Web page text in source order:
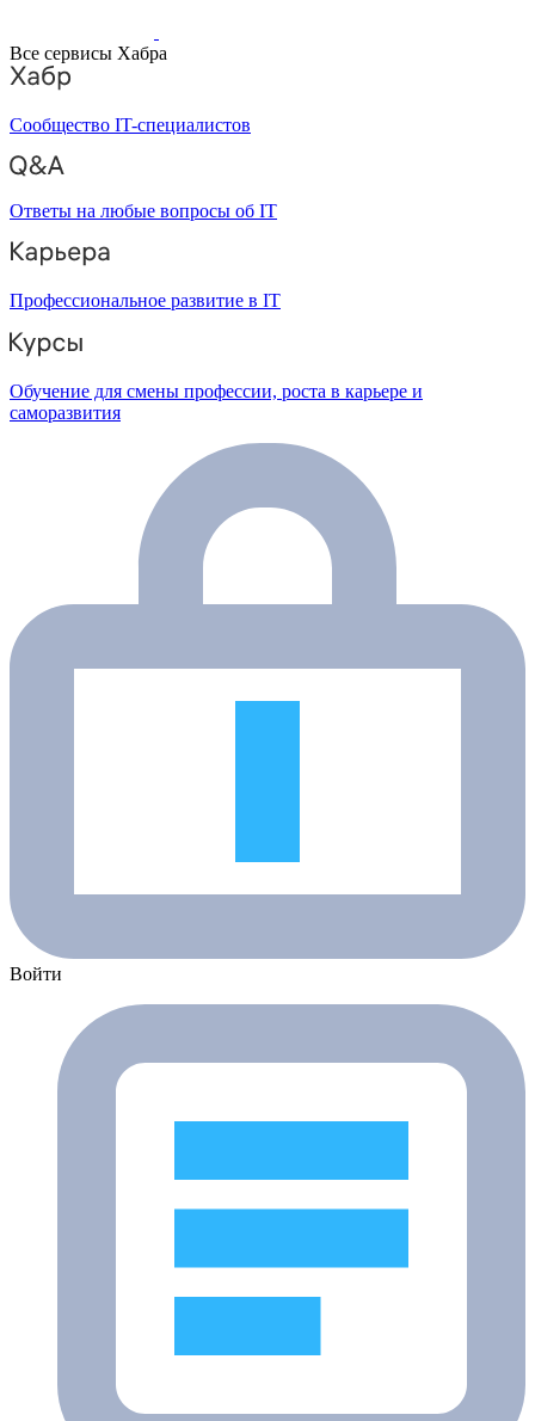
Все сервисы Хабра
Сообщество IT-специалистов
Ответы на любые вопросы об IT
Профессиональное развитие в IT
Обучение для смены профессии, роста в карьере и
саморазвития
Войти